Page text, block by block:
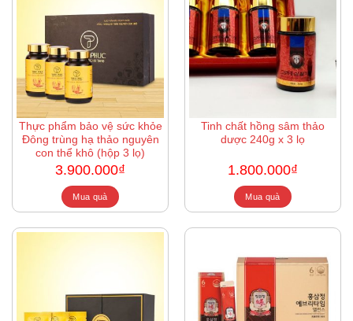
Thực phẩm bảo vệ sức khỏe
Đông trùng hạ thảo nguyên
con thể khô (hộp 3 lọ)
3.900.000₫
Mua quà
Tinh chất hồng sâm thảo
dược 240g x 3 lọ
1.800.000₫
Mua quà